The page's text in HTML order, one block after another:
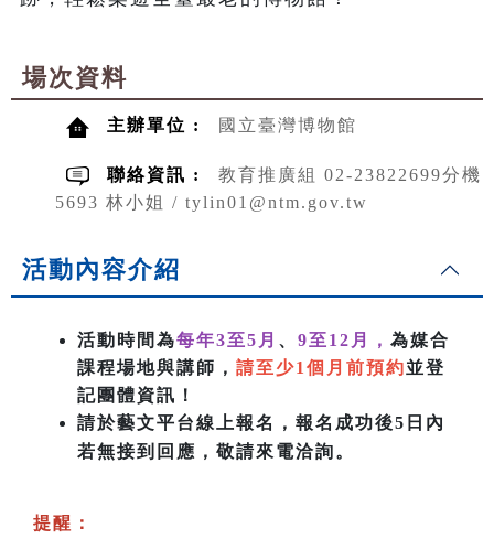
場次資料
主辦單位 : 國立臺灣博物館
聯絡資訊 :
教育推廣組 02-23822699分機
5693 林小姐 / tylin01@ntm.gov.tw
活動內容介紹
活動時間為每年3至5月 、 9至12月， 為媒合
課程場地與講師， 請至少1個月前預約並登
記團體資訊！
請於藝文平台線上報名，報名成功後5日內
若無接到回應，敬請來電洽詢。
提醒：